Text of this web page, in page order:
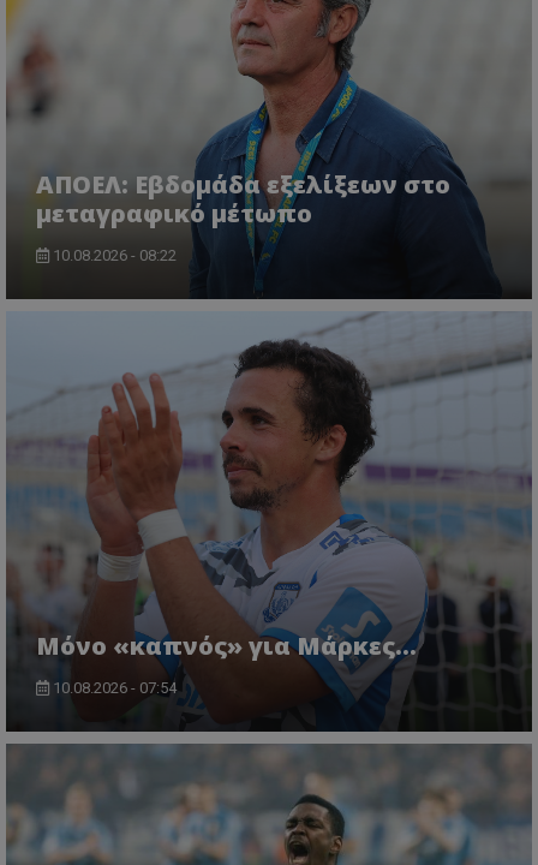
ΑΠΟΕΛ: Εβδομάδα εξελίξεων στο
μεταγραφικό μέτωπο
10.08.2026 - 08:22
Μόνο «καπνός» για Μάρκες…
10.08.2026 - 07:54